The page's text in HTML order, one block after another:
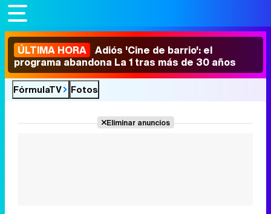
ÚLTIMA HORA Adiós 'Cine de barrio': el
programa abandona La 1 tras más de 30 años
FórmulaTV Fotos
Eliminar anuncios